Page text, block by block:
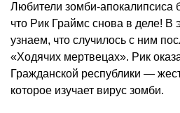
Любители зомби-апокалипсиса
что Рик Граймс снова в деле! В
узнаем, что случилось с ним
«Ходячих мертвецах». Рик
Гражданской республики —
которое изучает вирус зомби.